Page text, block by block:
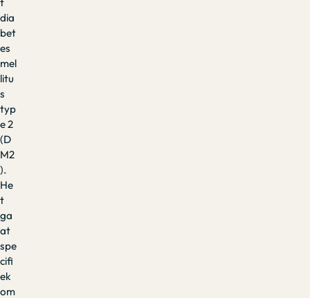
t
dia
bet
es
mel
litu
s
typ
e 2
(D
M2
).
He
t
ga
at
spe
cifi
ek
om